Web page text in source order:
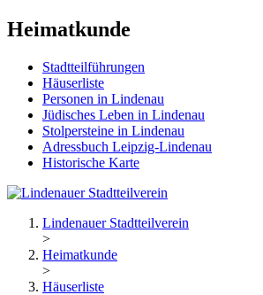
Heimatkunde
Stadtteilführungen
Häuserliste
Personen in Lindenau
Jüdisches Leben in Lindenau
Stolpersteine in Lindenau
Adressbuch Leipzig-Lindenau
Historische Karte
Lindenauer Stadtteilverein
>
Heimatkunde
>
Häuserliste